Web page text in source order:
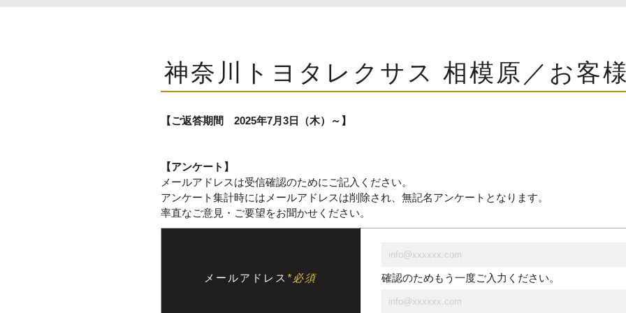
神奈川トヨタレクサス 相模原／お客
【ご返答期間 2025年7月3日（木）～】
【アンケート】
メールアドレスは受信確認のためにご記入ください。
アンケート集計時にはメールアドレスは削除され、無記名アンケートとなります。
率直なご意見・ご要望をお聞かせください。
メールアドレス *必須 確認のためもう一度ご入力ください。